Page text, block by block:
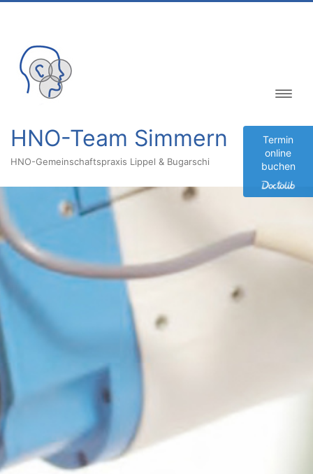
Termin
online
buchen
HNO-Team Simmern
HNO-Gemeinschaftspraxis Lippel & Bugarschi